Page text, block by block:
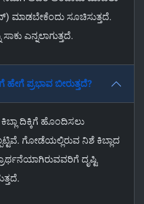
ಮಾಡಬೇಕೆಂದು ಸೂಚಿಸುತ್ತದೆ.
ಎನ್ನಲಾಗುತ್ತದೆ.
ಪ್ರಭಾವ ಬೀರುತ್ತದೆ?
ದಿಕ್ಕಿಗೆ ಹೊಂದಿಸಲು
ಗೋಡೆಯಲ್ಲಿರುವ ನಿಶೆ ಕಿಬ್ಲಾದ
ದೃಷ್ಟಿ